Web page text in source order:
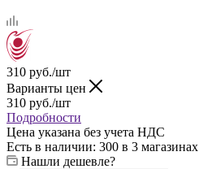
310 руб./шт
Варианты цен
310 руб./шт
Подробности
Цена указана без учета НДС
Есть в наличии: 300 в 3 магазинах
Нашли дешевле?